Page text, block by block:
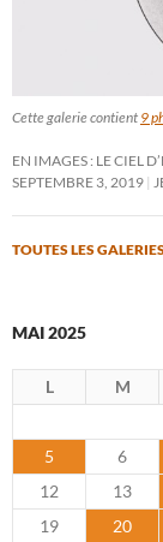
Cette galerie contient 9
EN IMAGES : LE CIEL
SEPTEMBRE 3, 2019
TOUTES LES
MAI 2025
L M
5
6
12
13
19
20